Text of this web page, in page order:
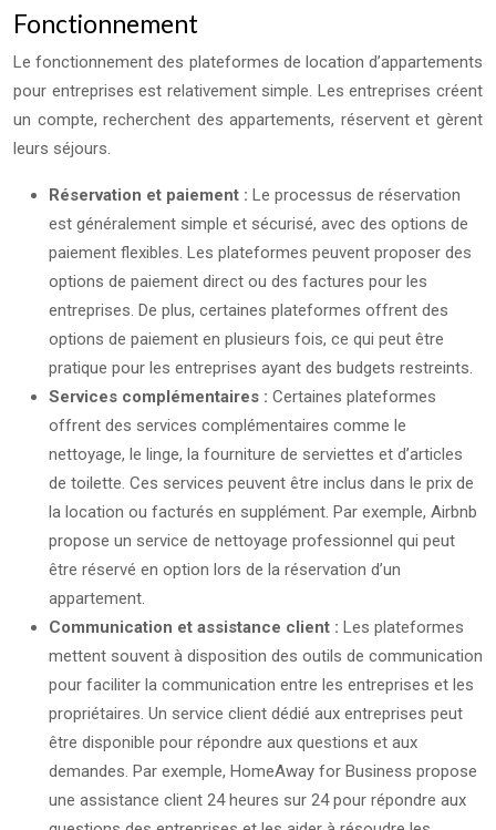
Fonctionnement
Le fonctionnement des plateformes de location d’appartements
pour entreprises est relativement simple. Les entreprises créent
un compte, recherchent des appartements, réservent et gèrent
leurs séjours.
Réservation et paiement : Le processus de réservation
est généralement simple et sécurisé, avec des options de
paiement flexibles. Les plateformes peuvent proposer des
options de paiement direct ou des factures pour les
entreprises. De plus, certaines plateformes offrent des
options de paiement en plusieurs fois, ce qui peut être
pratique pour les entreprises ayant des budgets restreints.
Services complémentaires : Certaines plateformes
offrent des services complémentaires comme le
nettoyage, le linge, la fourniture de serviettes et d’articles
de toilette. Ces services peuvent être inclus dans le prix de
la location ou facturés en supplément. Par exemple, Airbnb
propose un service de nettoyage professionnel qui peut
être réservé en option lors de la réservation d’un
appartement.
Communication et assistance client : Les plateformes
mettent souvent à disposition des outils de communication
pour faciliter la communication entre les entreprises et les
propriétaires. Un service client dédié aux entreprises peut
être disponible pour répondre aux questions et aux
demandes. Par exemple, HomeAway for Business propose
une assistance client 24 heures sur 24 pour répondre aux